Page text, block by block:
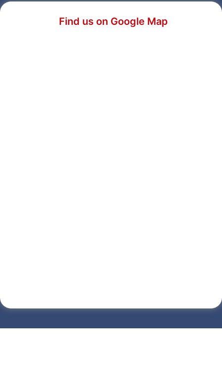
Find us on Google Map